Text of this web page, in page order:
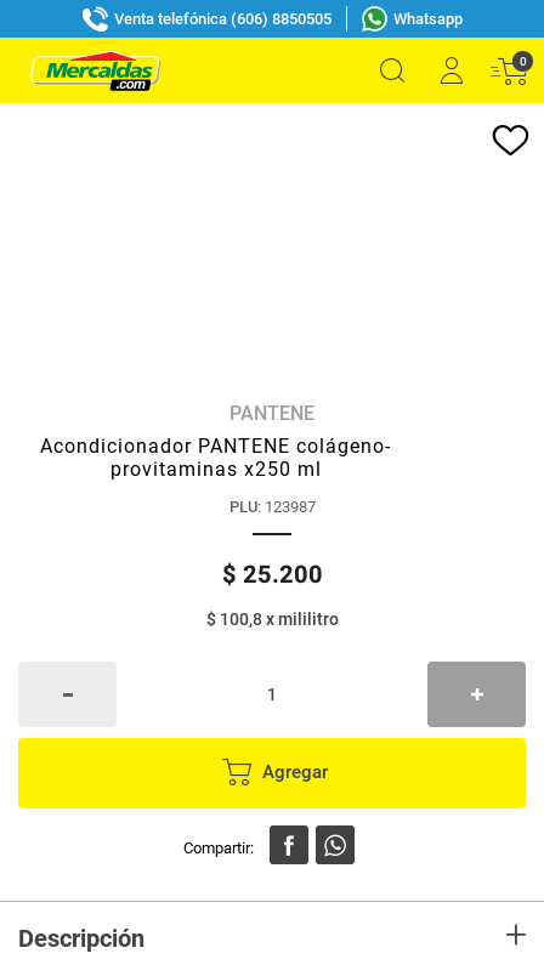
Venta telefónica (606) 8850505 Whatsapp
0
PANTENE
Acondicionador PANTENE colágeno-
provitaminas x250 ml
PLU: 123987
$ 25.200
$ 100,8xmililitro
Agregar
Descripción +